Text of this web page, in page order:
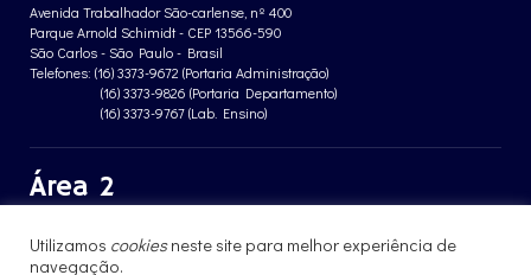
Avenida Trabalhador São-carlense, nº 400
Parque Arnold Schimidt - CEP 13566-590
São Carlos - São Paulo - Brasil
Telefones: (16) 3373-9672 (Portaria Administração)
(16) 3373-9826 (Portaria Departamento)
(16) 3373-9767 (Lab. Ensino)
Área 2
Jardim Santa Angelina - CEP 13563-120
São Carlos - São Paulo - Brasil
Utilizamos cookiesneste site para melhor experiência de
navegação.